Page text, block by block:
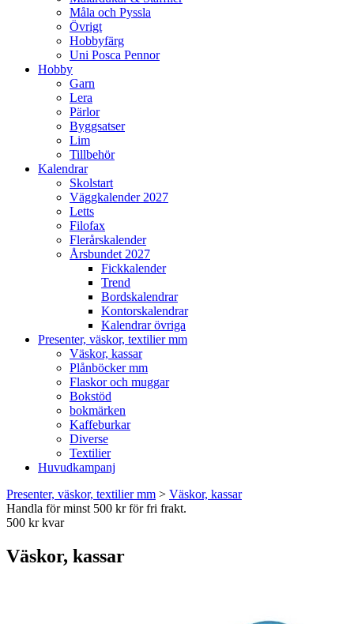
Måla och Pyssla
Övrigt
Hobbyfärg
Uni Posca Pennor
Hobby
Garn
Lera
Pärlor
Byggsatser
Lim
Tillbehör
Kalendrar
Skolstart
Väggkalender 2027
Letts
Filofax
Flerårskalender
Årsbundet 2027
Fickkalender
Trend
Bordskalendrar
Kontorskalendrar
Kalendrar övriga
Presenter, väskor, textilier mm
Väskor, kassar
Plånböcker mm
Flaskor och muggar
Bokstöd
bokmärken
Kaffeburkar
Diverse
Textilier
Huvudkampanj
Presenter, väskor, textilier mm > Väskor, kassar
Handla för minst 500 kr för fri frakt.
500 kr kvar
Väskor, kassar